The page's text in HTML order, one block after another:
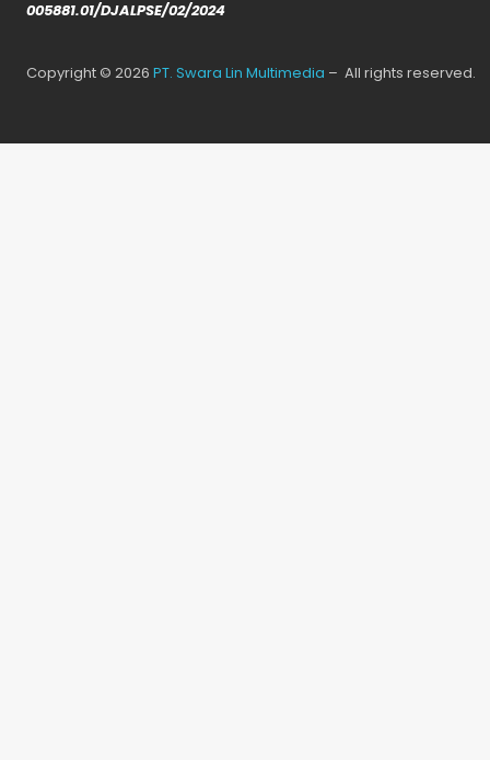
005881.01/DJALPSE/02/2024
Copyright © 2026 PT. Swara Lin Multimedia – All rights reserved.